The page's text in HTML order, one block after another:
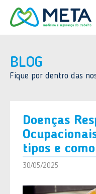
BLOG
Fique por dentro das
Doenças
tipos e
30/05/2025